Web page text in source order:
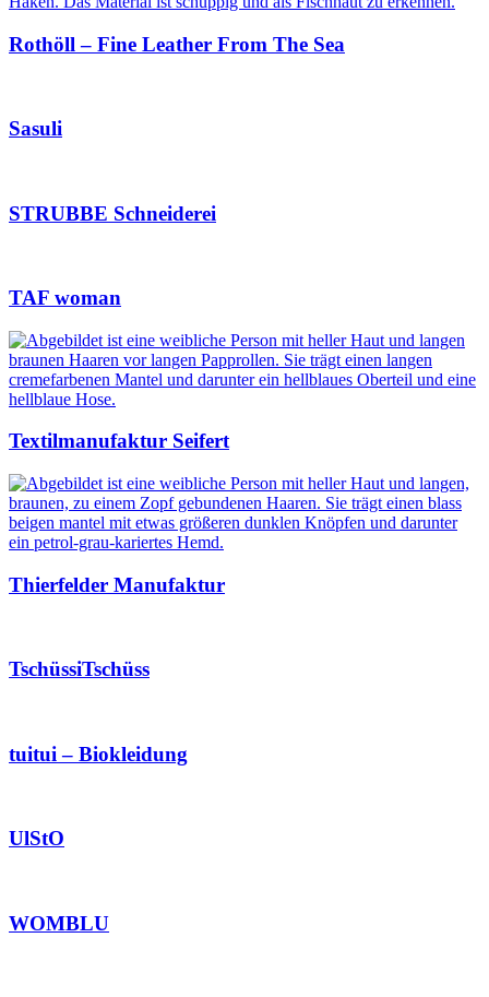
Rothöll – Fine Leather From The Sea
Sasuli
STRUBBE Schneiderei
TAF woman
Textilmanufaktur Seifert
Thierfelder Manufaktur
TschüssiTschüss
tuitui – Biokleidung
UlStO
WOMBLU